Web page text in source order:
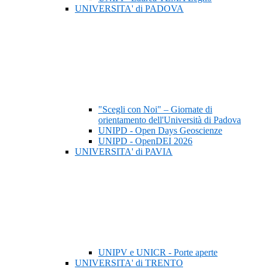
UNIVERSITA' di PADOVA
"Scegli con Noi" – Giornate di
orientamento dell'Università di Padova
UNIPD - Open Days Geoscienze
UNIPD - OpenDEI 2026
UNIVERSITA' di PAVIA
UNIPV e UNICR - Porte aperte
UNIVERSITA' di TRENTO